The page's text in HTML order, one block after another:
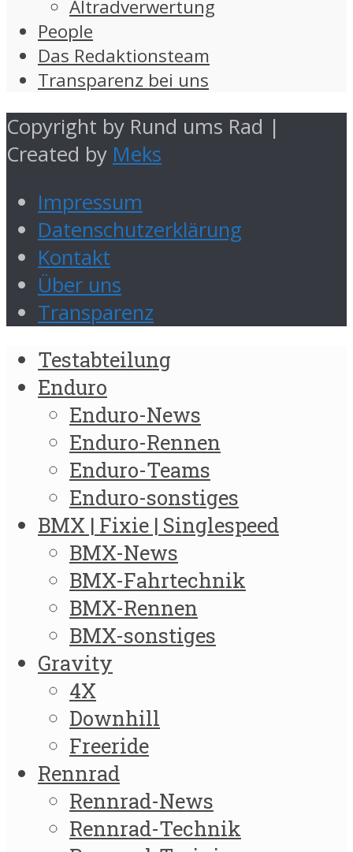
Altradverwertung
People
Das Redaktionsteam
Transparenz bei uns
Copyright by Rund ums Rad |
Created by Meks
Impressum
Datenschutzerklärung
Kontakt
Über uns
Transparenz
Testabteilung
Enduro
Enduro-News
Enduro-Rennen
Enduro-Teams
Enduro-sonstiges
BMX | Fixie | Singlespeed
BMX-News
BMX-Fahrtechnik
BMX-Rennen
BMX-sonstiges
Gravity
4X
Downhill
Freeride
Rennrad
Rennrad-News
Rennrad-Technik